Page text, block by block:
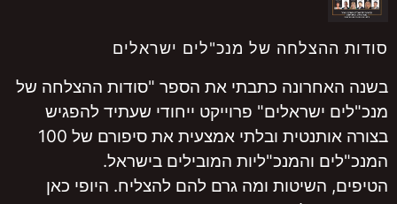
סודות ההצלחה של מנכ"לים ישראלים
בשנה האחרונה כתבתי את הספר "סודות ההצלחה של
מנכ"לים ישראלים" פרוייקט ייחודי שעתיד להפגיש
בצורה אותנטית ובלתי אמצעית את סיפורם של 100
המנכ"לים והמנכ"ליות המובילים בישראל.
הטיפים, השיטות ומה גרם להם להצליח. היופי כאן